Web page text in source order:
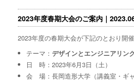
2023年度春期大会のご案内｜
2023年度の春期大会が下記のとおり開催
テーマ：デザインとエンジニアリン
日 時：2023年6月3日（土）
会 場：長岡造形大学（講義室・ギ